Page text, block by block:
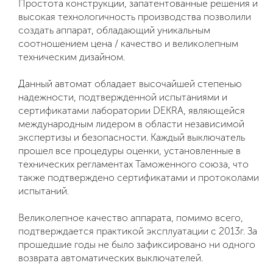
Простота конструкции, запатентованные решения и
высокая технологичность производства позволили
создать аппарат, обладающий уникальным
соотношением цена / качество и великолепным
техническим дизайном.
Данный автомат обладает высочайшей степенью
надежности, подтвержденной испытаниями и
сертификатами лаборатории DEKRA, являющейся
международным лидером в области независимой
экспертизы и безопасности. Каждый выключатель
прошел все процедуры оценки, установленные в
технических регламентах Таможенного союза, что
также подтверждено сертификатами и протоколами
испытаний.
Великолепное качество аппарата, помимо всего,
подтверждается практикой эксплуатации с 2013г. За
прошедшие годы не было зафиксировано ни одного
возврата автоматических выключателей.